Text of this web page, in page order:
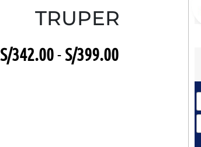
TRUPER
S/342.00-S/399.00